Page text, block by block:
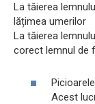
La tăierea
lățimea umerilor
La tăierea
corect lemnul de
Acest